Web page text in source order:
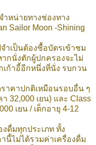
ำหน่ายทางช่องทาง
Sailor Moon -Shining
เป็นต้องซื้อบัตรเข้าชม
กนั่งตักผู้ปกครองจะไม่
เก้าอี้อีกหนึ่งที่นั่ง รบกวน
าคาปกติเหมือนรอบอื่น ๆ
32,000 เยน) และ Class
เยน / เด็กอายุ 4-12
ดื่มทุกประเภท ทั้ง
ไม่ได้รวมค่าเครื่องดื่ม